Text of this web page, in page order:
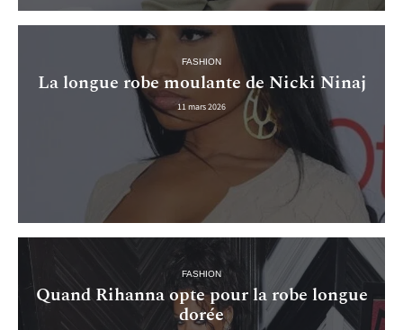
FASHION
La longue robe moulante de Nicki Ninaj
11 mars 2026
FASHION
Quand Rihanna opte pour la robe longue
dorée